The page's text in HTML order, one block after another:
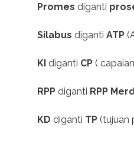
Promes diganti
Silabus diganti ATP
KI diganti CP (
RPP diganti RPP
KD diganti TP (tujuan